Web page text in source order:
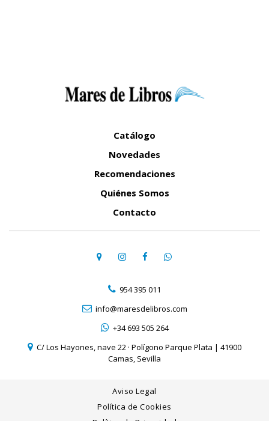
Catálogo
Novedades
Recomendaciones
Quiénes Somos
Contacto
954 395 011
info@maresdelibros.com
+34 693 505 264
C/ Los Hayones, nave 22 · Polígono Parque Plata | 41900
Camas, Sevilla
Aviso Legal
Política de Cookies